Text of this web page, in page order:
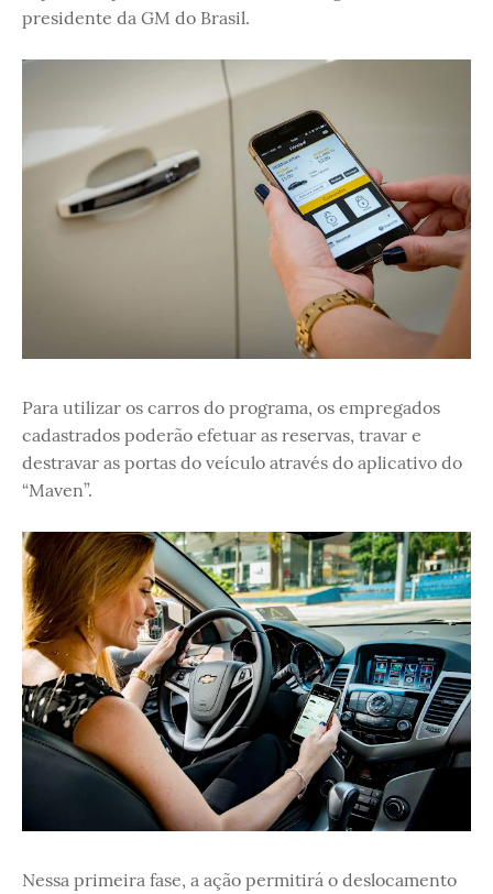
presidente da GM do Brasil.
Para utilizar os carros do programa, os empregados
cadastrados poderão efetuar as reservas, travar e
destravar as portas do veículo através do aplicativo do
“Maven”.
Nessa primeira fase, a ação permitirá o deslocamento